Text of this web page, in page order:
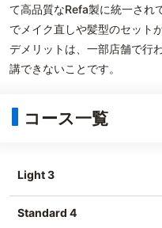
て高品質なRefa製に統一され
でメイク直しや髪型のセット
デメリットは、一部店舗で行
講できないことです。
コース一覧
Light 3
Standard 4